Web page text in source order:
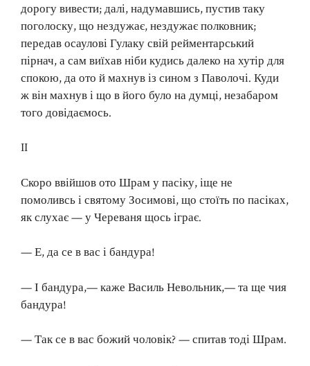
дорогу вивести; далі, надумавшись, пустив таку
поголоску, що нездужає, нездужає полковник;
передав осаулові Гулаку свій рейментарський
пірнач, а сам виїхав ніби кудись далеко на хутір для
спокою, да ото й махнув із сином з Паволочі. Куди
ж він махнув і що в його було на думці, незабаром
того довідаємось.
II
Скоро ввійшов ото Шрам у пасіку, іще не
помоливсь і святому Зосимові, що стоїть по пасіках,
як слухає — у Череваня щось іграє.
— Е, да се в вас і бандура!
— І бандура,— каже Василь Невольник,— та ще чия
бандура!
— Так се в вас божий чоловік? — спитав тоді Шрам.